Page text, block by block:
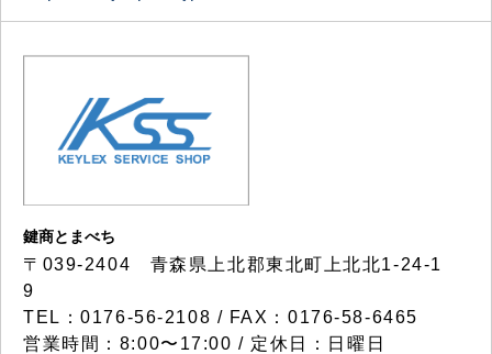
鍵商とまべち
〒039-2404 青森県上北郡東北町上北北1-24-1
9
TEL：0176-56-2108 / FAX：0176-58-6465
営業時間：8:00〜17:00 / 定休日：日曜日